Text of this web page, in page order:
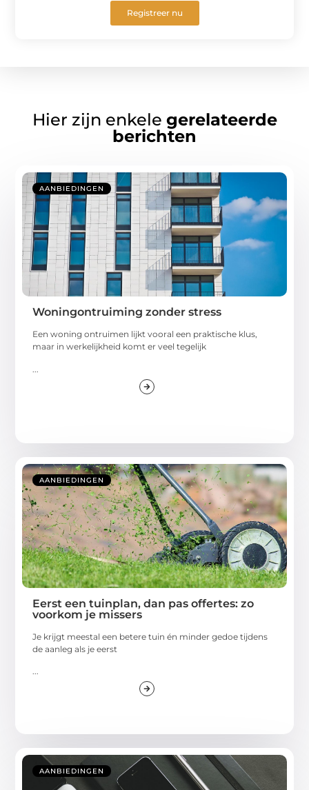
Registreer nu
Hier zijn enkele gerelateerde
berichten
AANBIEDINGEN
Woningontruiming zonder stress
Een woning ontruimen lijkt vooral een praktische klus,
maar in werkelijkheid komt er veel tegelijk
AANBIEDINGEN
Eerst een tuinplan, dan pas offertes: zo
voorkom je missers
Je krijgt meestal een betere tuin én minder gedoe tijdens
de aanleg als je eerst
AANBIEDINGEN